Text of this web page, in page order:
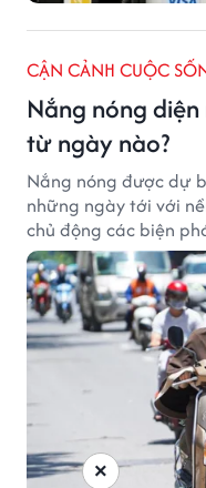
CẬN CẢNH CUỘC
Nắng nóng
từ ngày nào?
Nắng nóng được dự
những ngày tới với
chủ động các biện
tác động của thời tiết
×